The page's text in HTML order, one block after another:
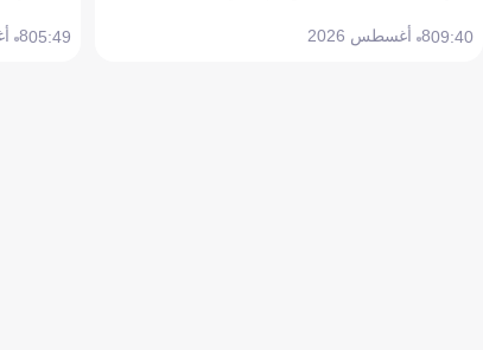
09:408 أغسطس 2026 05:498 أغسطس 2026